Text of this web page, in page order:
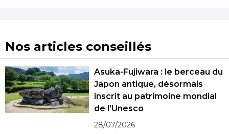
Nos articles conseillés
Asuka-Fujiwara : le berceau du
Japon antique, désormais
inscrit au patrimoine mondial
de l’Unesco
28/07/2026